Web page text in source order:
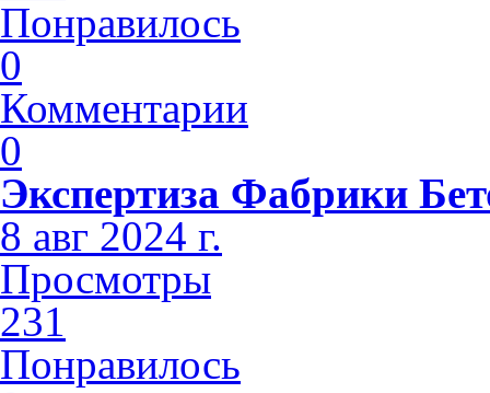
Понравилось
0
Комментарии
0
Экспертиза Фабрики
8 авг 2024 г.
Просмотры
231
Понравилось